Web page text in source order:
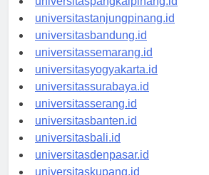
universitaspangkalpinang.id
universitastanjungpinang.id
universitasbandung.id
universitassemarang.id
universitasyogyakarta.id
universitassurabaya.id
universitasserang.id
universitasbanten.id
universitasbali.id
universitasdenpasar.id